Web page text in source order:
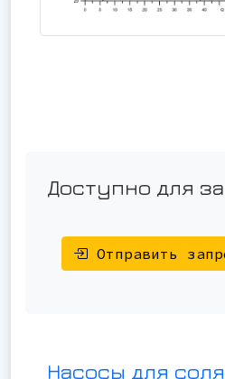
Доступно для
Отправить
Насосы для